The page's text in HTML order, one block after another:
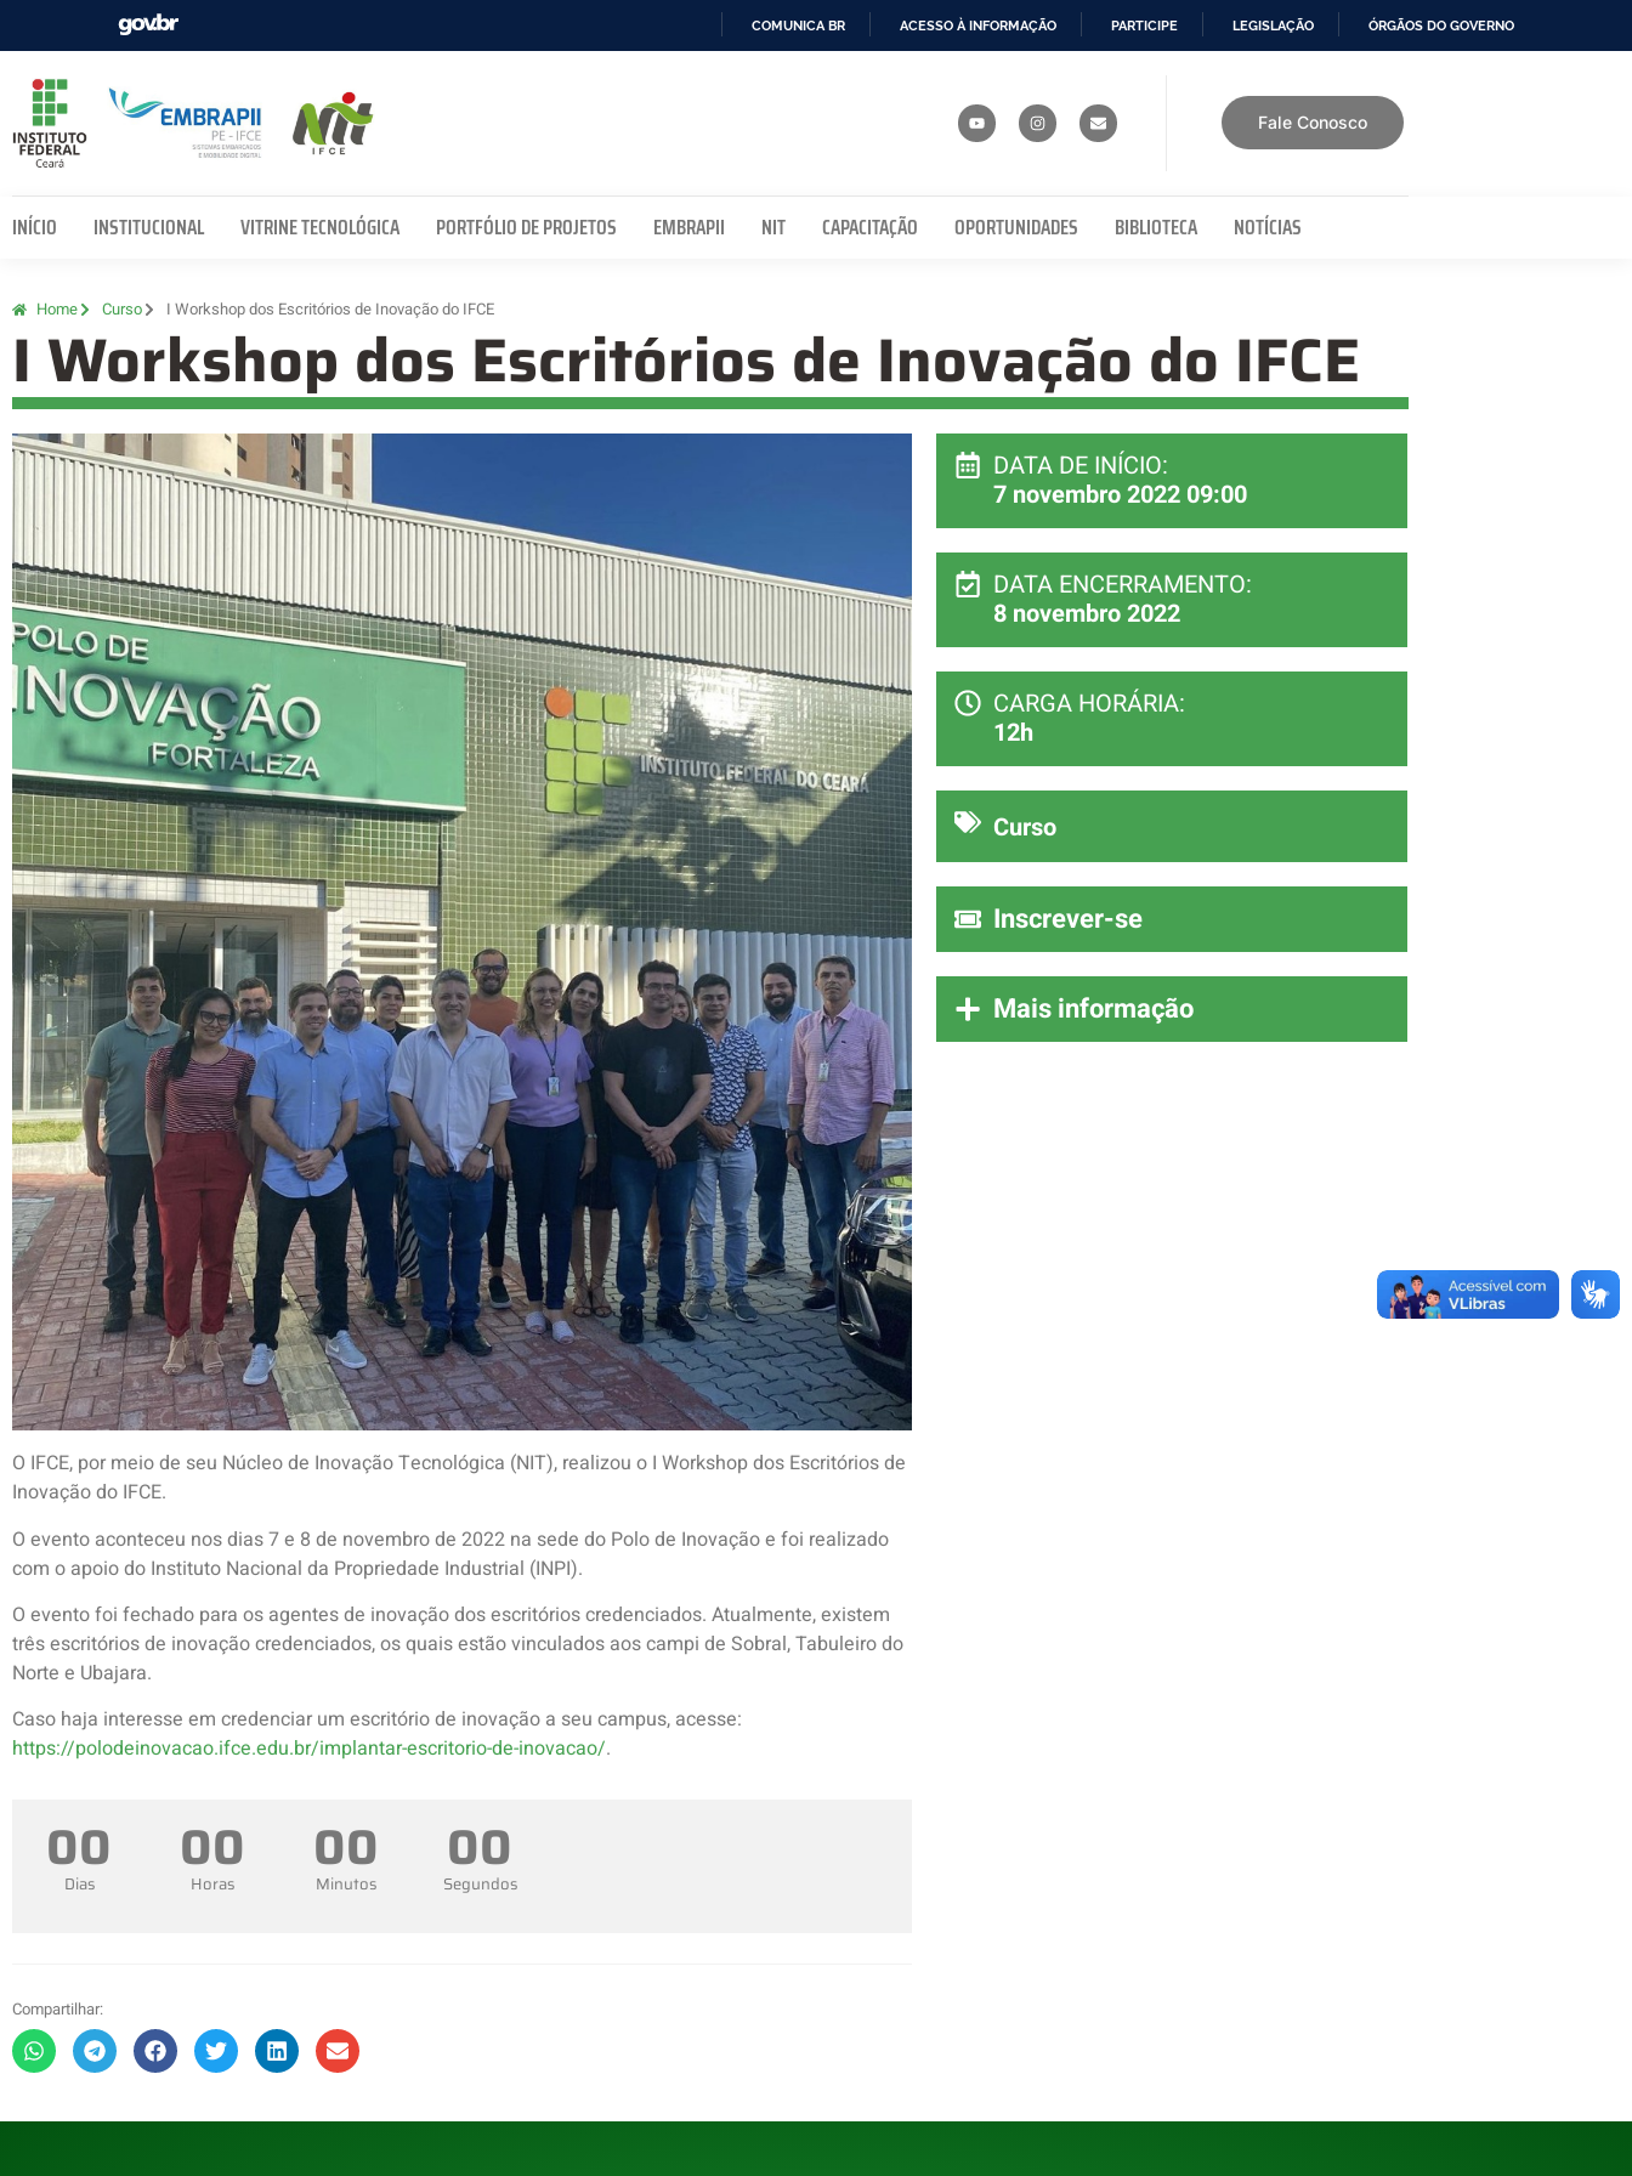
COMUNICA BR ACESSO À INFORMAÇÃO PARTICIPE LEGISLAÇÃO ÓRGÃOS DO GOVERNO
Fale Conosco
INÍCIO INSTITUCIONAL VITRINE TECNOLÓGICA PORTFÓLIO DE PROJETOS EMBRAPII NIT CAPACITAÇÃO OPORTUNIDADES BIBLIOTECA NOTÍCIAS
Home Curso I Workshop dos Escritórios de Inovação do IFCE
I Workshop dos Escritórios de Inovação do IFCE
O IFCE, por meio de seu Núcleo de Inovação Tecnológica (NIT), realizou o I Workshop dos Escritórios de
Inovação do IFCE.
O evento aconteceu nos dias 7 e 8 de novembro de 2022 na sede do Polo de Inovação e foi realizado
com o apoio do Instituto Nacional da Propriedade Industrial (INPI).
O evento foi fechado para os agentes de inovação dos escritórios credenciados. Atualmente, existem
três escritórios de inovação credenciados, os quais estão vinculados aos campi de Sobral, Tabuleiro do
Norte e Ubajara.
Caso haja interesse em credenciar um escritório de inovação a seu campus, acesse:
https://polodeinovacao.ifce.edu.br/implantar-escritorio-de-inovacao/.
00
Dias 00
Horas 00
Minutos 00
Segundos
Compartilhar:
DATA DE INÍCIO:
7 novembro 2022 09:00
DATA ENCERRAMENTO:
8 novembro 2022
CARGA HORÁRIA:
12h
Curso
Inscrever-se
Mais informação